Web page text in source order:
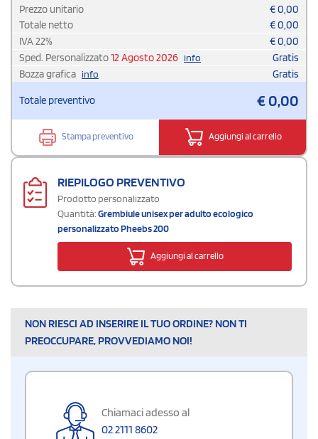
Prezzo unitario €0,00
Totale netto
€0,00
IVA22% €0,00
Sped. Personalizzato12 Agosto 2026 info
Gratis
Bozza grafica info Gratis
Totale preventivo €0,00
Stampa preventivo Aggiungi al carrello
RIEPILOGO PREVENTIVO
Prodotto personalizzato
Quantità:Grembiule unisex per adulto ecologico
personalizzato Pheebs 200
Aggiungi al carrello
NON RIESCI AD INSERIRE IL TUO ORDINE? NON TI
PREOCCUPARE, PROVVEDIAMO NOI!
Chiamaci adesso al
02 2111 8602